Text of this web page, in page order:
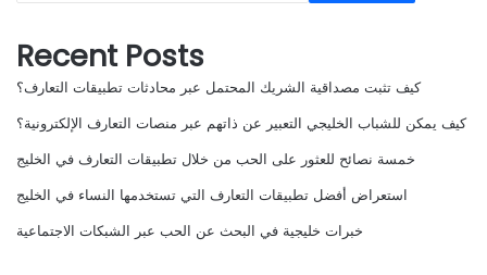
Recent Posts
كيف تثبت مصداقية الشريك المحتمل عبر محادثات تطبيقات التعارف؟
كيف يمكن للشباب الخليجي التعبير عن ذاتهم عبر منصات التعارف الإلكترونية؟
خمسة نصائح للعثور على الحب من خلال تطبيقات التعارف في الخليج
استعراض أفضل تطبيقات التعارف التي تستخدمها النساء في الخليج
خبرات خليجية في البحث عن الحب عبر الشبكات الاجتماعية